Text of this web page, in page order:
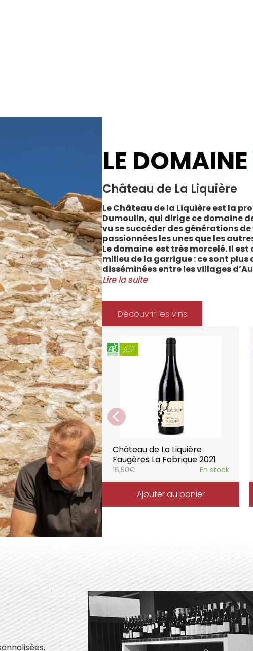
LE DOMAINE
Château de La Liquière
Le Château de la Liquière est la
Dumoulin, qui dirige ce domaine
vu se succéder des générations
passionnées les unes que les
Le domaine est très morcelé. Il
milieu de la garrigue : ce sont plus
disséminées entre les villages
Cabrerolles et Faugères, au nord
Méditerranée.
Le vignoble du Château de la
depuis 2008 et 2012 marque le
Les soins apportés y sont
l’environnement et de la vigne,
soignées et strictement suivies.
La gamme des vins du Château
style de consommation, à chaque
parfaitement la pureté de
Lire la suite
Découvrir les vins
Château de La Liquière
Faugères La Fabrique 2021
16,50€ En stock
Ajouter au panier